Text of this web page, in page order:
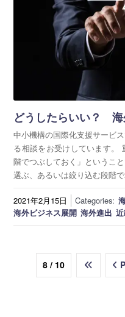
どうしたらいい？
中小機構の国際化支援サービ
る相談をお受けしています。
階でつぶしておく」というこ
選ぶ、あるいは絞り込む段階
2021年2月15日 Categories:
海外ビジネス展開 海外進出
8 / 10